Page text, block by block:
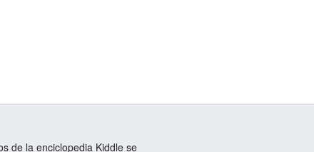
de la enciclopedia Kiddle se